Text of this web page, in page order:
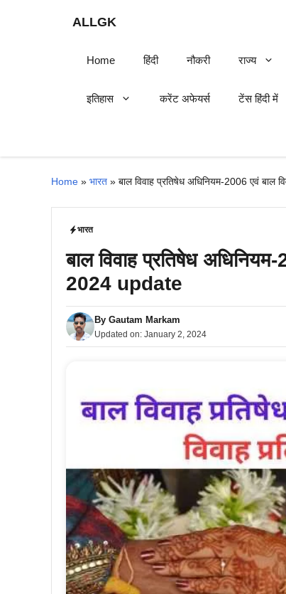
ALLGK
Home हिंदी नौकरी राज्य
इतिहास करेंट अफेयर्स टेंस हिंदी में
Home » भारत » बाल विवाह प्रतिषेध अधिनियम-2006 एवं
भारत
बाल विवाह प्रतिषेध
2024 update
By Gautam Markam
Updated on: January 2, 2024